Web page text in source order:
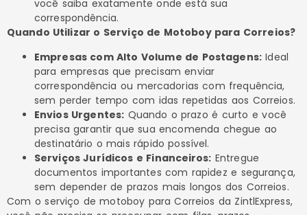
você saiba exatamente onde está sua
correspondência.
Quando Utilizar o Serviço de Motoboy para Correios?
Empresas com Alto Volume de Postagens:Ideal
para empresas que precisam enviar
correspondência ou mercadorias com frequência,
sem perder tempo com idas repetidas aos Correios.
Envios Urgentes: Quando o prazo é curto e você
precisa garantir que sua encomenda chegue ao
destinatário o mais rápido possível.
Serviços Jurídicos e Financeiros: Entregue
documentos importantes com rapidez e segurança,
sem depender de prazos mais longos dos Correios.
Com o serviço de motoboy para Correios da ZintlExpress,